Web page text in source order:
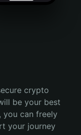
crypto
be your best
you can freely
your journey